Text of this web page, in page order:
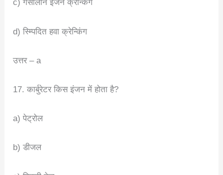
c) गैसोलीन इंजन क्रेन्किंग
d) स्म्पिदित हवा क्रेन्किंग
उत्तर – a
17. कार्बुरेटर किस इंजन में होता है?
a) पेट्रोल
b) डीजल